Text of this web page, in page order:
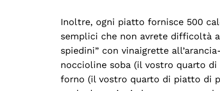
Inoltre, ogni piatto fornisce 500
semplici che non avrete difficoltà
spiedini” con vinaigrette
noccioline soba (il vostro quarto
forno (il vostro quarto di piatto di